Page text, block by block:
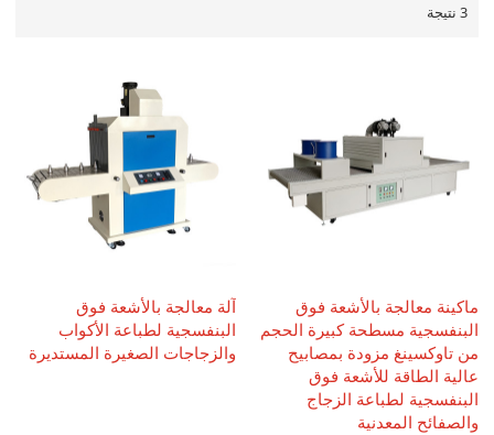
3 نتيجة
ماكينة معالجة بالأشعة فوق
البنفسجية مسطحة كبيرة الحجم
من تاوكسينغ مزودة بمصابيح
عالية الطاقة للأشعة فوق
البنفسجية لطباعة الزجاج
والصفائح المعدنية
آلة معالجة بالأشعة فوق
البنفسجية لطباعة الأكواب
والزجاجات الصغيرة المستديرة